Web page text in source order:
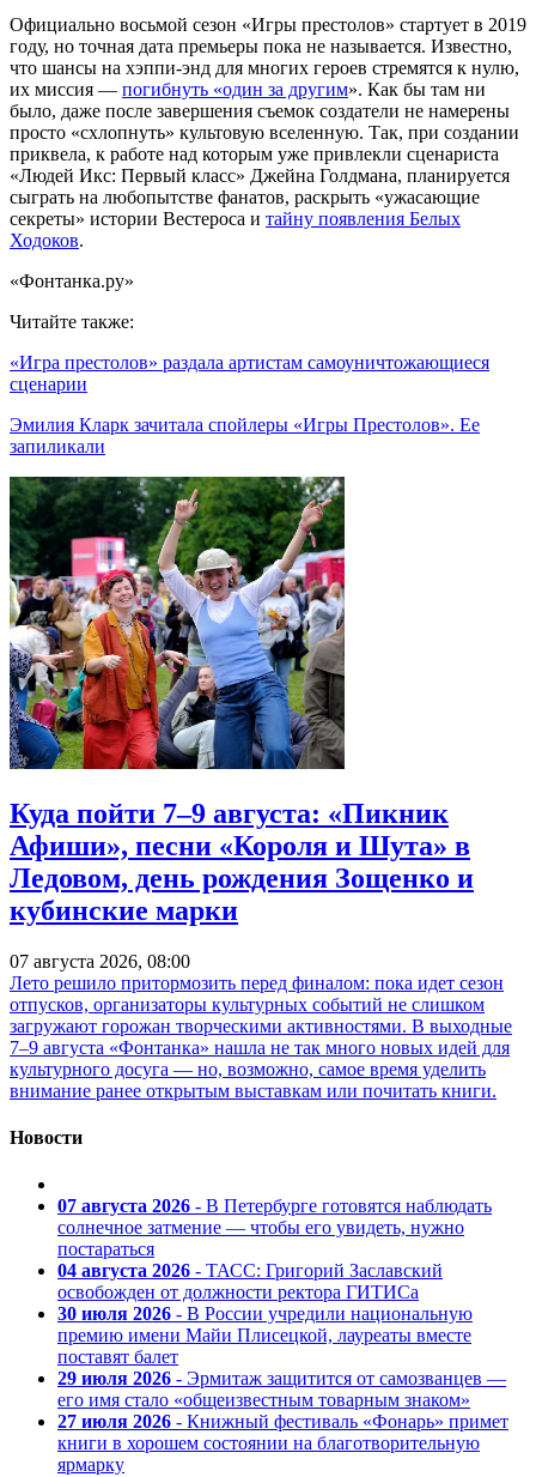
Официально восьмой сезон «Игры престолов» стартует в 2019
году, но точная дата премьеры пока не называется. Известно,
что шансы на хэппи-энд для многих героев стремятся к нулю,
их миссия — погибнуть «один за другим». Как бы там ни
было, даже после завершения съемок создатели не намерены
просто «схлопнуть» культовую вселенную. Так, при создании
приквела, к работе над которым уже привлекли сценариста
«Людей Икс: Первый класс» Джейна Голдмана, планируется
сыграть на любопытстве фанатов, раскрыть «ужасающие
секреты» истории Вестероса и тайну появления Белых
Ходоков.
«Фонтанка.ру»
Читайте также:
«Игра престолов» раздала артистам самоуничтожающиеся
сценарии
Эмилия Кларк зачитала спойлеры «Игры Престолов». Ее
запиликали
Куда пойти 7–9 августа: «Пикник
Афиши», песни «Короля и Шута» в
Ледовом, день рождения Зощенко и
кубинские марки
07 августа 2026, 08:00
Лето решило притормозить перед финалом: пока идет сезон
отпусков, организаторы культурных событий не слишком
загружают горожан творческими активностями. В выходные
7–9 августа «Фонтанка» нашла не так много новых идей для
культурного досуга — но, возможно, самое время уделить
внимание ранее открытым выставкам или почитать книги.
Новости
07 августа 2026 - В Петербурге готовятся наблюдать
солнечное затмение — чтобы его увидеть, нужно
постараться
04 августа 2026 - ТАСС: Григорий Заславский
освобожден от должности ректора ГИТИСа
30 июля 2026 - В России учредили национальную
премию имени Майи Плисецкой, лауреаты вместе
поставят балет
29 июля 2026 - Эрмитаж защитится от самозванцев —
его имя стало «общеизвестным товарным знаком»
27 июля 2026 - Книжный фестиваль «Фонарь» примет
книги в хорошем состоянии на благотворительную
ярмарку